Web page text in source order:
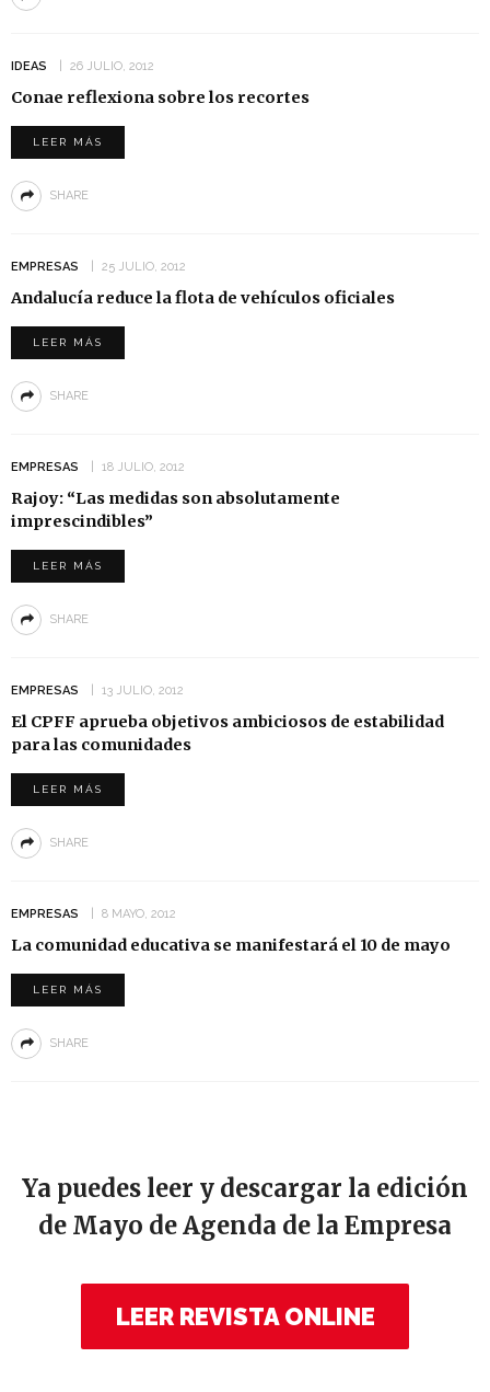
IDEAS 26 JULIO, 2012
Conae reflexiona sobre los recortes
LEER MÁS
SHARE
EMPRESAS 25 JULIO, 2012
Andalucía reduce la flota de vehículos oficiales
LEER MÁS
SHARE
EMPRESAS 18 JULIO, 2012
Rajoy: “Las medidas son absolutamente
imprescindibles”
LEER MÁS
SHARE
EMPRESAS 13 JULIO, 2012
El CPFF aprueba objetivos ambiciosos de estabilidad
para las comunidades
LEER MÁS
SHARE
EMPRESAS 8 MAYO, 2012
La comunidad educativa se manifestará el 10 de mayo
LEER MÁS
SHARE
Ya puedes leer y descargar la edición
de Mayo de Agenda de la Empresa
LEER REVISTA ONLINE